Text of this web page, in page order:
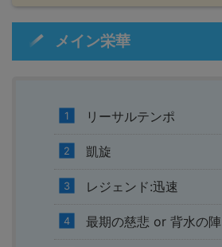
メイン栄華
リーサルテンポ
凱旋
レジェンド:迅速
最期の慈悲 or 背水の陣